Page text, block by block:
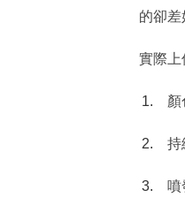
的卻差
實際上
顏
持
噴